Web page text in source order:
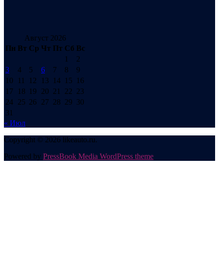
Август 2026
Пн Вт Ср Чт Пт Сб Вс
1
2
3
4 5 6 7 8
9
10
11 12 13 14 15
16
17
18 19 20 21 22 23
24 25 26 27 28 29 30
31
« Июл
Copyright © 2026 likeauto.ru.
Powered by PressBook Media WordPress theme